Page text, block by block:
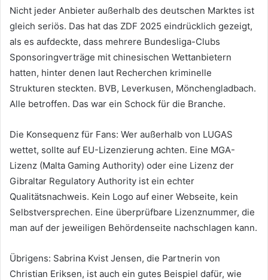
Nicht jeder Anbieter außerhalb des deutschen Marktes ist
gleich seriös. Das hat das ZDF 2025 eindrücklich gezeigt,
als es aufdeckte, dass mehrere Bundesliga-Clubs
Sponsoringverträge mit chinesischen Wettanbietern
hatten, hinter denen laut Recherchen kriminelle
Strukturen steckten. BVB, Leverkusen, Mönchengladbach.
Alle betroffen. Das war ein Schock für die Branche.
Die Konsequenz für Fans: Wer außerhalb von LUGAS
wettet, sollte auf EU-Lizenzierung achten. Eine MGA-
Lizenz (Malta Gaming Authority) oder eine Lizenz der
Gibraltar Regulatory Authority ist ein echter
Qualitätsnachweis. Kein Logo auf einer Webseite, kein
Selbstversprechen. Eine überprüfbare Lizenznummer, die
man auf der jeweiligen Behördenseite nachschlagen kann.
Übrigens: Sabrina Kvist Jensen, die Partnerin von
Christian Eriksen, ist auch ein gutes Beispiel dafür, wie